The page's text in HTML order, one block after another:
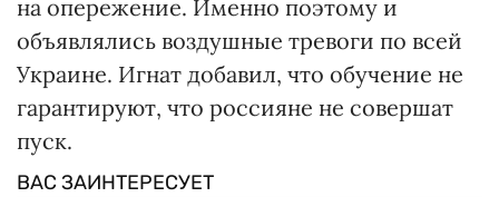
на опережение. Именно поэтому и
объявлялись воздушные тревоги по всей
Украине. Игнат добавил, что обучение не
гарантируют, что россияне не совершат
пуск.
ВАС ЗАИНТЕРЕСУЕТ